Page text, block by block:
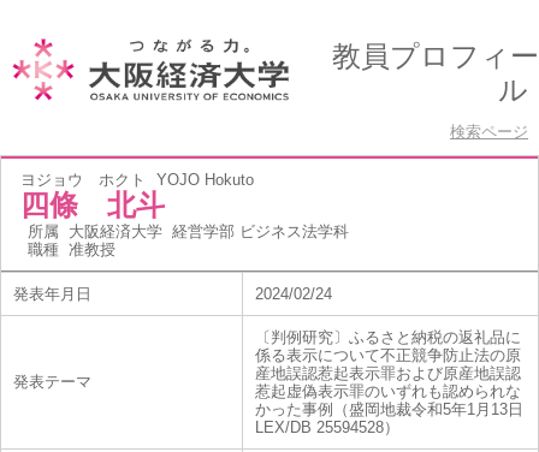
教員プロフィー
ル
検索ページ
ヨジョウ ホクト YOJO Hokuto
四條 北斗
所属 大阪経済大学 経営学部 ビジネス法学科
職種 准教授
発表年月日 2024/02/24
発表テーマ
〔判例研究〕ふるさと納税の返礼品に
係る表示について不正競争防止法の原
産地誤認惹起表示罪および原産地誤認
惹起虚偽表示罪のいずれも認められな
かった事例（盛岡地裁令和5年1月13日
LEX/DB 25594528）